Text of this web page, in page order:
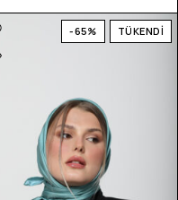
-65% TÜKENDİ